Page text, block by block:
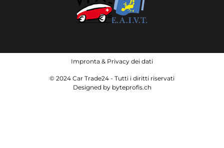
Impronta & Privacy dei dati
© 2024 Car Trade24 - Tutti i diritti riservati
Designed by byteprofis.ch